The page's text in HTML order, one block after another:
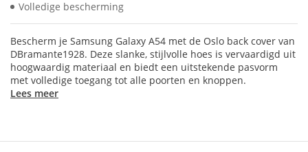
Volledige bescherming
Bescherm je Samsung Galaxy A54 met de Oslo back cover van
DBramante1928. Deze slanke, stijlvolle hoes is vervaardigd uit
hoogwaardig materiaal en biedt een uitstekende pasvorm
met volledige toegang tot alle poorten en knoppen.
Lees meer